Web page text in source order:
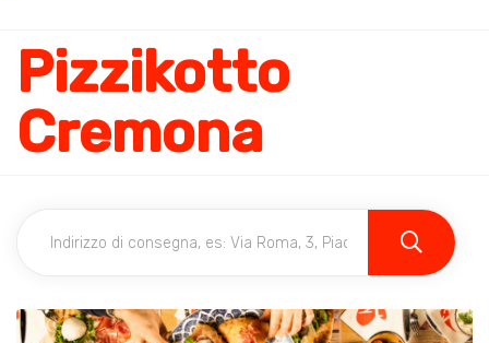
Pizzikotto
Cremona